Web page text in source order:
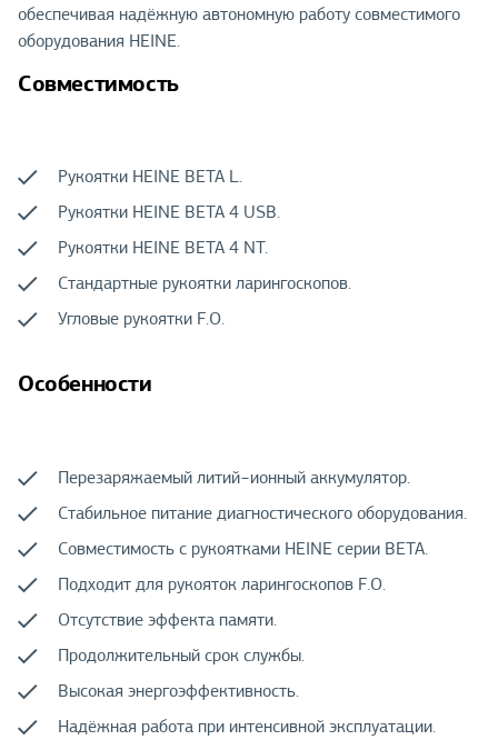
обеспечивая надёжную автономную работу совместимого
оборудования HEINE.
Совместимость
Рукоятки HEINE BETA L.
Рукоятки HEINE BETA 4 USB.
Рукоятки HEINE BETA 4 NT.
Стандартные рукоятки ларингоскопов.
Угловые рукоятки F.O.
Особенности
Перезаряжаемый литий−ионный аккумулятор.
Стабильное питание диагностического оборудования.
Совместимость с рукоятками HEINE серии BETA.
Подходит для рукояток ларингоскопов F.O.
Отсутствие эффекта памяти.
Продолжительный срок службы.
Высокая энергоэффективность.
Надёжная работа при интенсивной эксплуатации.